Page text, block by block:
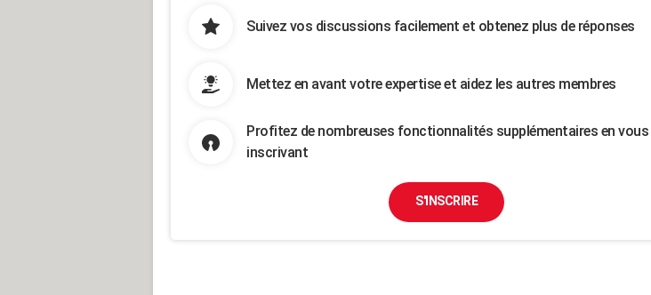
Suivez vos discussions facilement et obtenez plus de réponses
Mettez en avant votre expertise et aidez les autres membres
Profitez de nombreuses fonctionnalités supplémentaires en vous
inscrivant
S'INSCRIRE